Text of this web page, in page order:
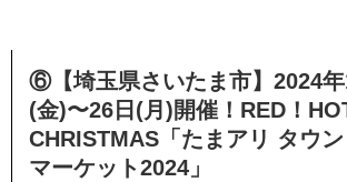
⑥【埼玉県さいたま市】2024年
(金)〜26日(月)開催！RED！
CHRISTMAS「たまアリ タウ
マーケット2024」